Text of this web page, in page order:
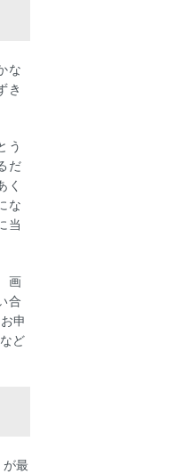
な
き
う
だ
く
な
当
画
合
申
ど
最